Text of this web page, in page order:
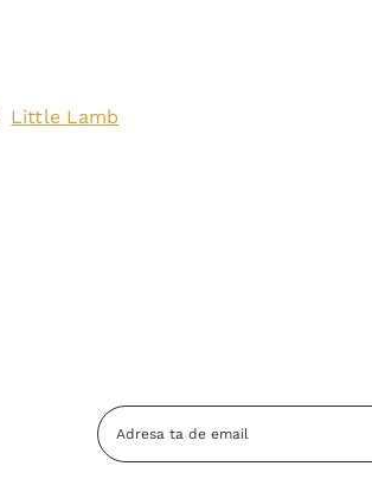
Little Lamb
Adresa
Email